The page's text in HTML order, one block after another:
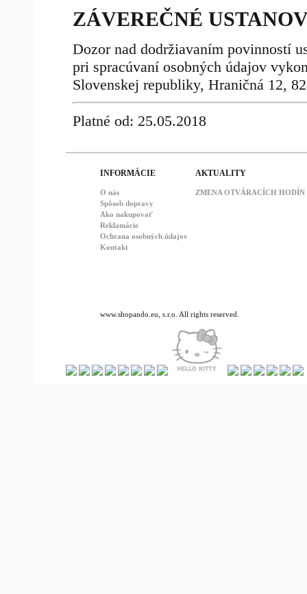
ZÁVEREČNÉ
Dozor nad dodržiavaním povinností
pri spracúvaní osobných údajov
Slovenskej republiky, Hraničná 12,
Platné od: 25.05.2018
INFORMÁCIE
O nás
Spôsob dopravy
Ako nakupovať
Reklamácie
Ochrana osobných údajov
Kontakt
AKTUALITY
ZMENA OTVÁRACÍCH HODÍN
www.shopando.eu, s.r.o. All rights reserved.